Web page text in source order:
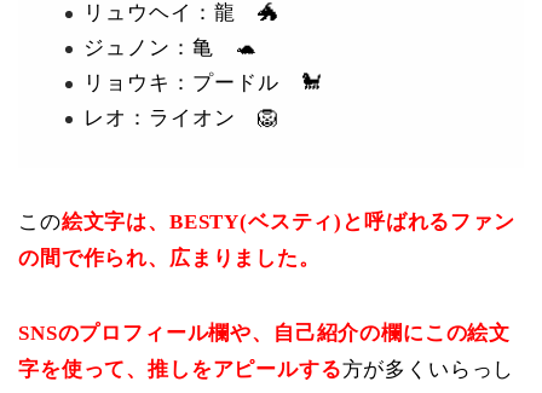
リュウヘイ：龍 🐲
ジュノン：亀 🐢
リョウキ：プードル 🐩
レオ：ライオン 🦁
この絵文字は、BESTY(ベスティ)と呼ばれるファン
の間で作られ、広まりました。
SNSのプロフィール欄や、自己紹介の欄にこの絵文
字を使って、推しをアピールする方が多くいらっし